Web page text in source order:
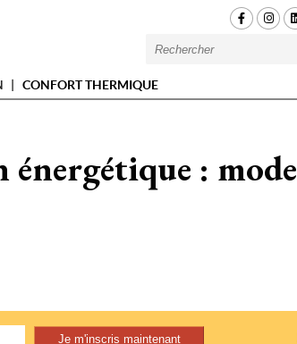
CONFORT THERMIQUE
: mode